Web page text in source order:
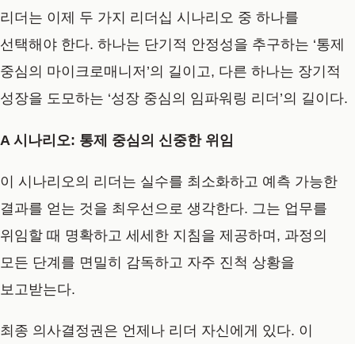
리더는 이제 두 가지 리더십 시나리오 중 하나를
선택해야 한다. 하나는 단기적 안정성을 추구하는 ‘통제
중심의 마이크로매니저’의 길이고, 다른 하나는 장기적
성장을 도모하는 ‘성장 중심의 임파워링 리더’의 길이다.
A 시나리오: 통제 중심의 신중한 위임
이 시나리오의 리더는 실수를 최소화하고 예측 가능한
결과를 얻는 것을 최우선으로 생각한다. 그는 업무를
위임할 때 명확하고 세세한 지침을 제공하며, 과정의
모든 단계를 면밀히 감독하고 자주 진척 상황을
보고받는다.
최종 의사결정권은 언제나 리더 자신에게 있다. 이